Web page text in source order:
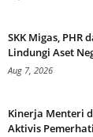
SKK Migas, PHR
Lindungi Aset
Aug 7, 2026
Kinerja Menteri
Aktivis